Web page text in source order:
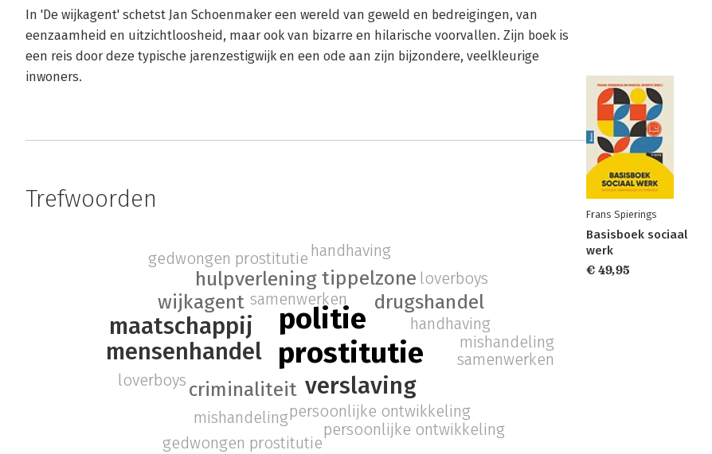
In 'De wijkagent' schetst Jan Schoenmaker een wereld van geweld en bedreigingen, van
eenzaamheid en uitzichtloosheid, maar ook van bizarre en hilarische voorvallen. Zijn boek is
een reis door deze typische jarenzestigwijk en een ode aan zijn bijzondere, veelkleurige
inwoners.
Trefwoorden
politie
prostitutie
verslaving
mensenhandel
maatschappij
criminaliteit
wijkagent
hulpverlening tippelzone
drugshandel
persoonlijke ontwikkeling
handhaving
mishandeling
loverboys
samenwerken
gedwongen prostitutie
persoonlijke ontwikkeling
handhaving
mishandeling
loverboys
samenwerken
gedwongen prostitutie
Frans Spierings
Basisboek sociaal
werk
€ 49,95